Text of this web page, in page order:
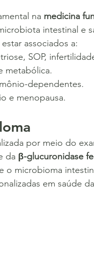
na
medicina
intestinal e
associados a:
SOP,
metabólica.
dependentes.
e menopausa.
por meio do
da β-glucuronidase
o microbioma
em saúde